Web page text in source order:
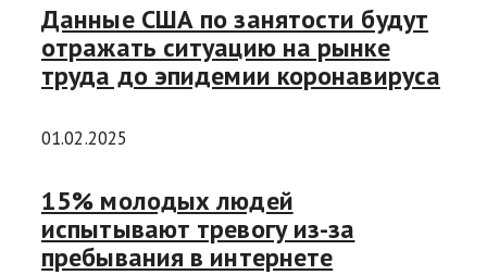
Данные США по занятости будут
отражать ситуацию на рынке
труда до эпидемии коронавируса
01.02.2025
15% молодых людей
испытывают тревогу из-за
пребывания в интернете